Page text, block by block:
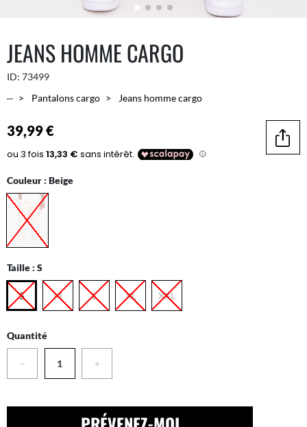
JEANS HOMME CARGO
ID: 73499
...
Pantalons cargo Jeans homme cargo
39,99 €
Couleur : Beige
Taille : S
S M L XL XXL
Quantité
− +